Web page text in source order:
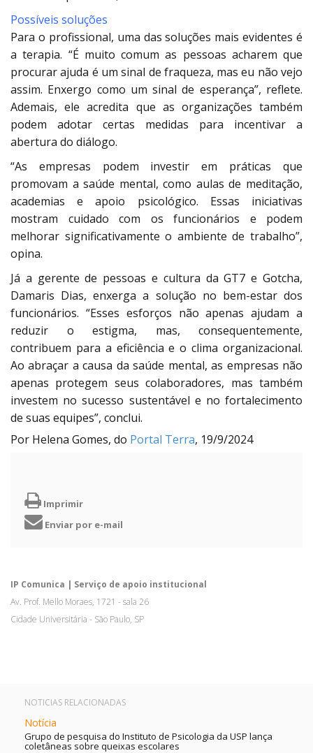
Possíveis soluções
Para o profissional, uma das soluções mais evidentes é
a terapia. “É muito comum as pessoas acharem que
procurar ajuda é um sinal de fraqueza, mas eu não vejo
assim. Enxergo como um sinal de esperança”, reflete.
Ademais, ele acredita que as organizações também
podem adotar certas medidas para incentivar a
abertura do diálogo.
“As empresas podem investir em práticas que
promovam a saúde mental, como aulas de meditação,
academias e apoio psicológico. Essas iniciativas
mostram cuidado com os funcionários e podem
melhorar significativamente o ambiente de trabalho”,
opina.
Já a gerente de pessoas e cultura da GT7 e Gotcha,
Damaris Dias, enxerga a solução no bem-estar dos
funcionários. “Esses esforços não apenas ajudam a
reduzir o estigma, mas, consequentemente,
contribuem para a eficiência e o clima organizacional.
Ao abraçar a causa da saúde mental, as empresas não
apenas protegem seus colaboradores, mas também
investem no sucesso sustentável e no fortalecimento
de suas equipes”, conclui.
Por Helena Gomes, do Portal Terra, 19/9/2024
Imprimir
Enviar por e-mail
IP Comunica | Serviço de apoio institucional
Av. Prof. Mello Moraes, 1721 - sala 26
Cidade Universitária - São Paulo, SP
NOTICIAS RELACIONADAS
Notícia
Grupo de pesquisa do Instituto de Psicologia da USP lança
coletâneas sobre queixas escolares